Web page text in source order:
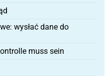
wysłać dane do
muss sein